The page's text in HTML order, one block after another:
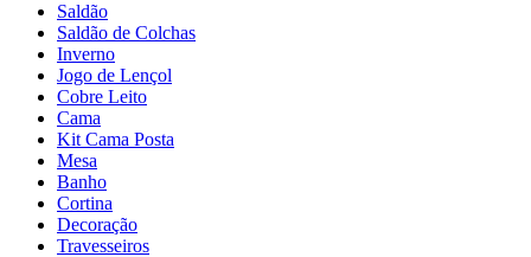
Saldão
Saldão de Colchas
Inverno
Jogo de Lençol
Cobre Leito
Cama
Kit Cama Posta
Mesa
Banho
Cortina
Decoração
Travesseiros